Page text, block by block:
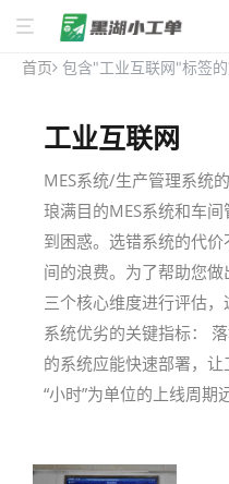
首页 包含"工业互联网"标签
工业互联网
MES系统/生产管理系统
琅满目的MES系统和车
到困惑。选错系统的代
间的浪费。为了帮助您
三个核心维度进行评估
系统优劣的关键指标：
的系统应能快速部署，
“小时”为单位的上线周期